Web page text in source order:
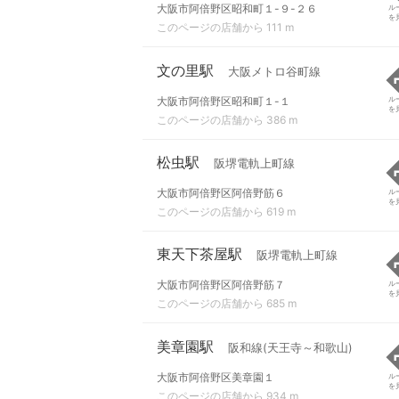
大阪市阿倍野区昭和町１-９-２６
このページの店舗から 111 m
ル
を
文の里駅 大阪メトロ谷町線
大阪市阿倍野区昭和町１-１
このページの店舗から 386 m
ル
を
松虫駅 阪堺電軌上町線
大阪市阿倍野区阿倍野筋６
このページの店舗から 619 m
ル
を
東天下茶屋駅 阪堺電軌上町線
大阪市阿倍野区阿倍野筋７
このページの店舗から 685 m
ル
を
美章園駅 阪和線(天王寺～和歌山)
大阪市阿倍野区美章園１
このページの店舗から 934 m
ル
を